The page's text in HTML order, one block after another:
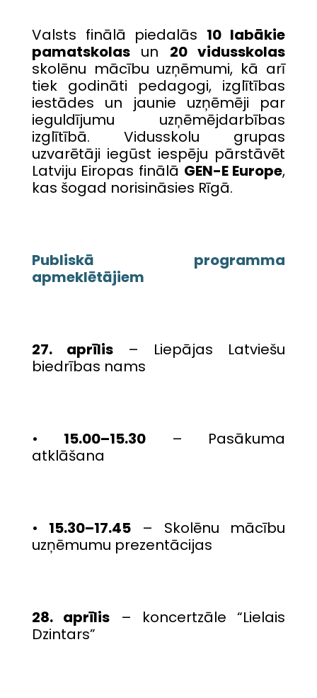
Valsts finālā piedalās 10 labākie
pamatskolasun 20 vidusskolas
skolēnu mācību uzņēmumi, kā arī
tiek godināti pedagogi, izglītības
iestādes un jaunie uzņēmēji par
ieguldījumu uzņēmējdarbības
izglītībā. Vidusskolu grupas
uzvarētāji iegūst iespēju pārstāvēt
Latviju Eiropas finālā GEN-E Europe,
kas šogad norisināsies Rīgā.
Publiskā programma
apmeklētājiem
27. aprīlis– Liepājas Latviešu
biedrības nams
• 15.00–15.30 – Pasākuma
atklāšana
• 15.30–17.45 – Skolēnu mācību
uzņēmumu prezentācijas
28. aprīlis – koncertzāle “Lielais
Dzintars”